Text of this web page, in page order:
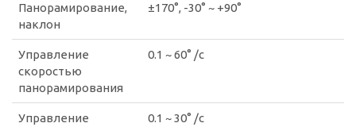
Панорамирование,
наклон
±170°, -30° ~ +90°
Управление
скоростью
панорамирования
0.1 ~ 60° /с
Управление
0.1 ~ 30° /с